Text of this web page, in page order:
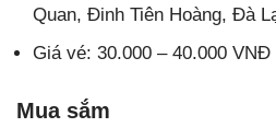
Quan, Đinh Tiên Hoàng, Đà
Giá vé: 30.000 – 40.000 VNĐ
Mua sắm